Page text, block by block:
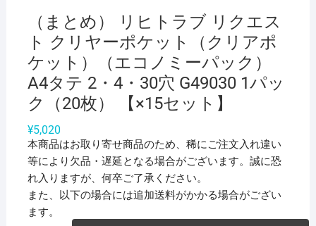
（まとめ） リヒトラブ リクエス
ト クリヤーポケット（クリアポ
ケット）（エコノミーパック）
A4タテ 2・4・30穴 G49030 1パッ
ク（20枚） 【×15セット】
¥5,020
本商品はお取り寄せ商品のため、稀にご注文入れ違い
等により欠品・遅延となる場合がございます。誠に恐
れ入りますが、何卒ご了承ください。
また、以下の場合には追加送料がかかる場合がござい
ます。